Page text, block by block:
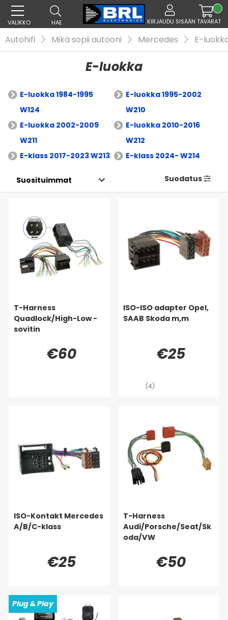
VALIKKO HAE KIRJAUDU SISÄÄN TAVARAT
Autohifi Mikä sopii autooni Mercedes E-
E-luokka
E-luokka 1984-1995
W124
E-luokka 1995-2002
W210
E-luokka 2002-2009
W211
E-luokka 2010-2016
W212
E-klass 2017-2023 W213
E-klass 2024- W214
Suodatus
T-Harness
Quadlock/High-Low -
sovitin
€60
ISO-ISO adapter Opel,
SAAB Skoda m,m
€25
(4)
ISO-Kontakt Mercedes
A/B/C-klass
€25
T-Harness
Audi/Porsche/Seat/Sk
oda/VW
€50
Plug & Play